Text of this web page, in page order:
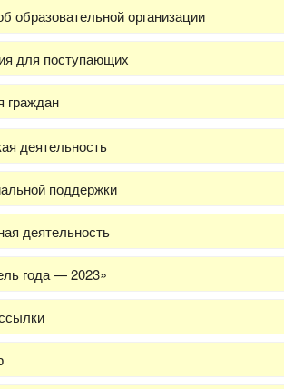
образовательной организации
для поступающих
граждан
деятельность
поддержки
деятельность
года — 2023»